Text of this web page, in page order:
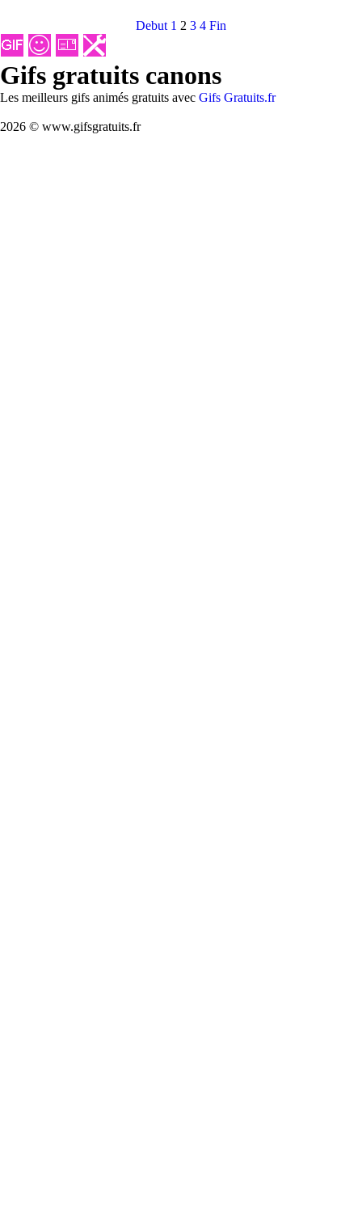
Debut 1 2 3 4 Fin
Gifs gratuits canons
Les meilleurs gifs animés gratuits avec Gifs Gratuits.fr
2026 © www.gifsgratuits.fr